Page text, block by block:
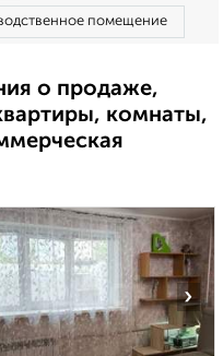
помещение
о продаже,
комнаты,
›